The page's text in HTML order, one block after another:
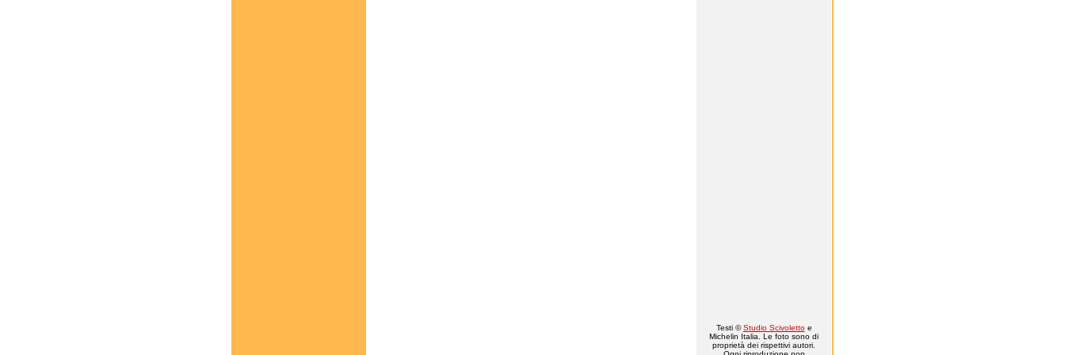
Testi ©Studio Scivolettoe
Michelin Italia. Le foto sono di
proprietà dei rispettivi autori.